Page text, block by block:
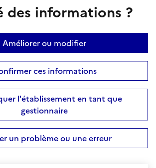
des informations ?
Améliorer ou modifier
ces informations
l'établissement en tant que
gestionnaire
un problème ou une erreur